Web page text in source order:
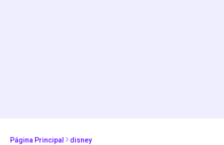
Página Principal disney